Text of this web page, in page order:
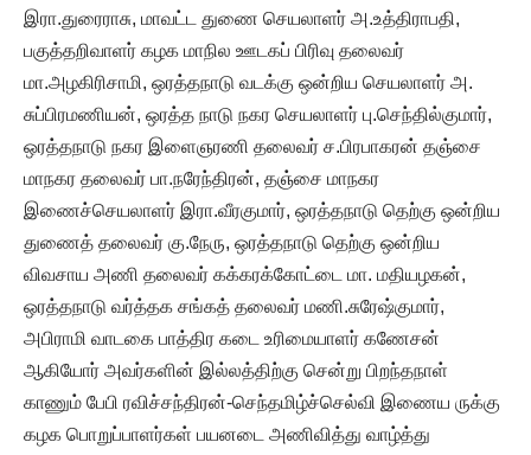
இரா.துரைராசு, மாவட்ட துணை செயலாளர் அ.உத்திராபதி,
பகுத்தறிவாளர் கழக மாநில ஊடகப் பிரிவு தலைவர்
மா.அழகிரிசாமி, ஒரத்தநாடு வடக்கு ஒன்றிய செயலாளர் அ.
சுப்பிரமணியன், ஒரத்த நாடு நகர செயலாளர் பு.செந்தில்குமார்,
ஒரத்தநாடு நகர இளைஞரணி தலைவர் ச.பிரபாகரன் தஞ்சை
மாநகர தலைவர் பா.நரேந்திரன், தஞ்சை மாநகர
இணைச்செயலாளர் இரா.வீரகுமார், ஒரத்தநாடு தெற்கு ஒன்றிய
துணைத் தலைவர் கு.நேரு, ஒரத்தநாடு தெற்கு ஒன்றிய
விவசாய அணி தலைவர் கக்கரக்கோட்டை மா. மதியழகன்,
ஒரத்தநாடு வர்த்தக சங்கத் தலைவர் மணி.சுரேஷ்குமார்,
அபிராமி வாடகை பாத்திர கடை உரிமையாளர் கணேசன்
ஆகியோர் அவர்களின் இல்லத்திற்கு சென்று பிறந்தநாள்
காணும் பேபி ரவிச்சந்திரன்-செந்தமிழ்ச்செல்வி இணைய ருக்கு
கழக பொறுப்பாளர்கள் பயனடை அணிவித்து வாழ்த்து